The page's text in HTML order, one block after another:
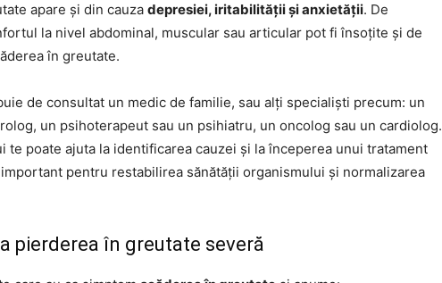
apare și din cauza depresiei, iritabilității și anxietății. De
la nivel abdominal, muscular sau articular pot fi însoțite și de
în greutate.
de consultat un medic de familie, sau alți specialiști precum: un
un psihoterapeut sau un psihiatru, un oncolog sau un cardiolog.
te poate ajuta la identificarea cauzei și la începerea unui tratament
pentru restabilirea sănătății organismului și normalizarea
pierderea în greutate severă